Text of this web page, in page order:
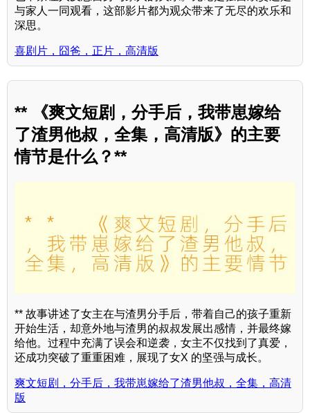
与家人一同观看，这部影片都为观众带来了无尽的欢乐和
深思。
喜剧片，囧爸，正片，高清版
** 《爽文短剧，分手后，我带崽嫁给
了渣男他叔，全集，高清版》的主要
情节是什么？**
** 故事讲述了女主在与渣男分手后，带着自己的孩子重新
开始生活，却意外地与渣男的叔叔发展出感情，并最终嫁
给他。过程中充满了误会和逆袭，女主不仅找到了真爱，
还成功突破了重重困难，展现了女X 的坚强与成长。
爽文短剧，分手后，我带崽嫁给了渣男他叔，全集，高清
版